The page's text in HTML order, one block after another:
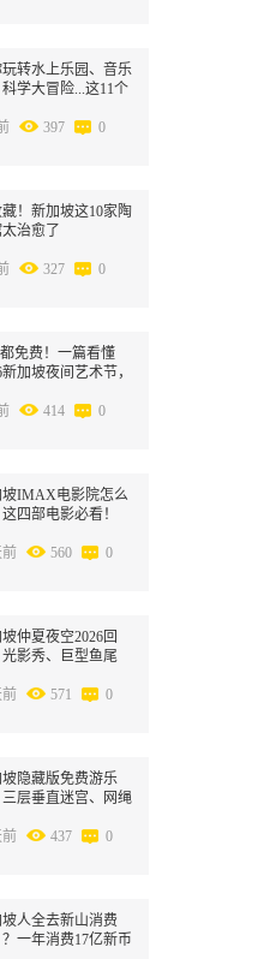
玩转水上乐园、音乐
学大冒险...这11个
397 0
！新加坡这10家陶
治愈了
327 0
免费！一篇看懂
新加坡夜间艺术节，
414 0
坡IMAX电影院怎么
四部电影必看！
前 560 0
仲夏夜空2026回
光影秀、巨型鱼尾
前
571 0
隐藏版免费游乐
层垂直迷宫、网绳
前
437 0
人全去新山消费
？一年消费17亿新币